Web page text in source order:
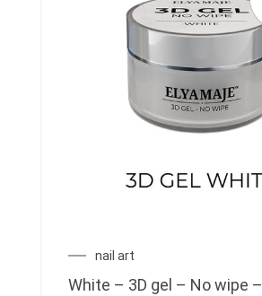
nail art
White – 3D gel – No wipe